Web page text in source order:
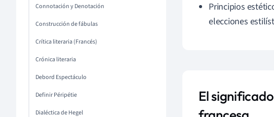
Connotación y Denotación
Construcción de fábulas
Crítica literaria (Francés)
Crónica literaria
Debord Espectáculo
Definir Péripétie
Dialéctica de Hegel
Principios
elecciones
El